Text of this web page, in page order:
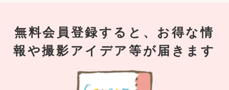
無料会員登録すると、お得な情
報や撮影アイデア等が届きます